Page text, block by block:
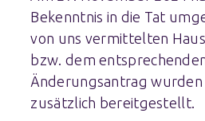
Bekenntnis in die Tat
von uns vermittelten
bzw. dem
Änderungsantrag wurden
zusätzlich bereitgestellt.